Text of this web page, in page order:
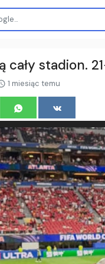
cały stadion.
1 miesiąc temu